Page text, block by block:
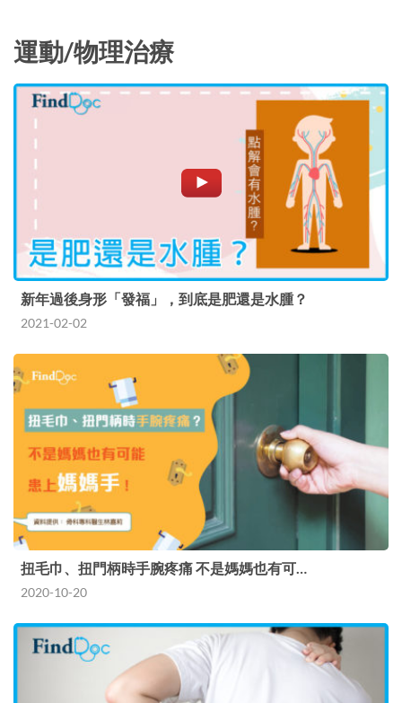
運動/物理治療
新年過後身形「發福」，到底是肥還是水腫？
2021-02-02
扭毛巾、扭門柄時手腕疼痛 不是媽媽也有可…
2020-10-20